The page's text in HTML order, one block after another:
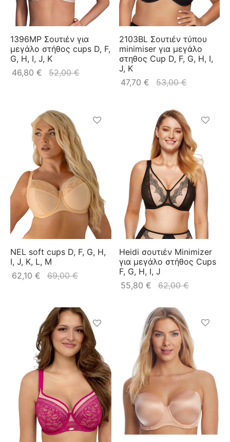
1396MP Σουτιέν για
μεγάλο στήθος cups D, F,
G, H, I, J, K
46,80 € 52,00€
2103BL Σουτιέν τύπου
minimiser για μεγάλο
στηθος Cup D, F, G, H, I,
J, K
47,70 € 53,00€
NEL soft cups D, F, G, H,
I, J, K, L, M
62,10 € 69,00€
Heidi σουτιέν Minimizer
για μεγάλο στήθος Cups
F, G, H, I, J
55,80 € 62,00€